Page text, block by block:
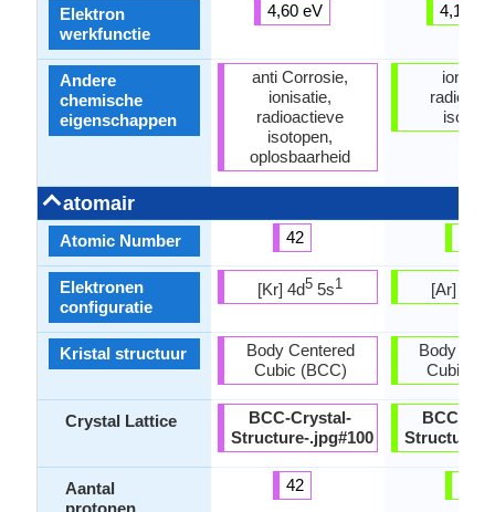
Elektron
werkfunctie
Andere
chemische
eigenschappen
atomair
Atomic Number
Elektronen
configuratie
Kristal structuur
Crystal Lattice
Aantal
protonen
4,60 eV
anti Corrosie,
ionisatie,
radioactieve
isotopen,
oplosbaarheid
42
[Kr] 4d5 5s1
Body Centered
Cubic (BCC)
BCC-Crystal-
Structure-.jpg#100
42
4,10 eV
[Ar] 3d
Body
Cubic
BCC-
Structure-